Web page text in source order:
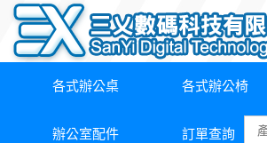
各式辦公桌 各式辦公椅
辦公室配件 訂單查詢